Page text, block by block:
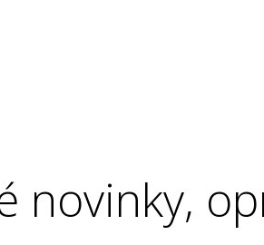
novinky,